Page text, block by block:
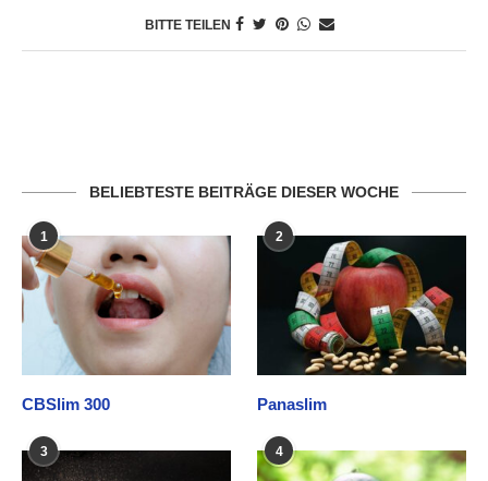
BITTE TEILEN
BELIEBTESTE BEITRÄGE DIESER WOCHE
1
CBSlim 300
2
Panaslim
3 4